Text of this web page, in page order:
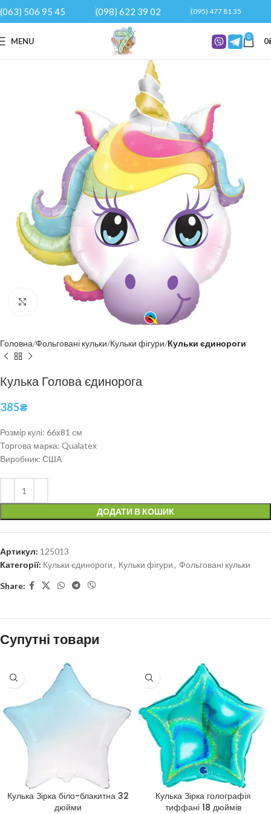
(063) 506 95 45 (098) 622 39 02 (095) 477 81 35
MENU 0 0
Click to enlarge
Головна Фольговані кульки Кульки фігури Кульки єдинороги
Кулька Голова єдинорога
385₴
Розмір кулі: 66х81 см
Торгова марка: Qualatex
Виробник: США
ДОДАТИ В КОШИК
Артикул: 125013
Категорії: Кульки єдинороги, Кульки фігури, Фольговані кульки
Share:
Супутні товари
Кулька Зірка біло-блакитна 32
дюйми
Кулька Зірка голографія
тиффані 18 дюймів